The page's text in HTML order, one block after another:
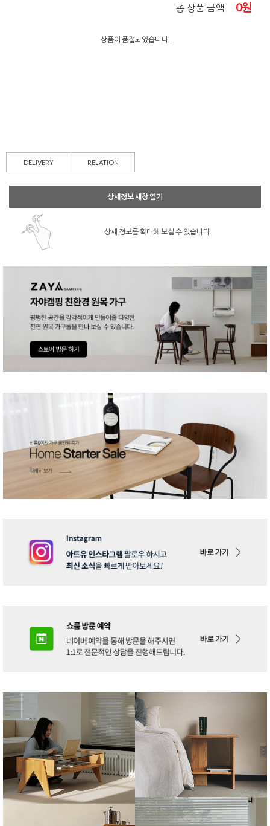
총 상품 금액 0원
상품이 품절되었습니다.
DELIVERY RELATION
상세정보 새창 열기
상세 정보를 확대해 보실 수 있습니다.